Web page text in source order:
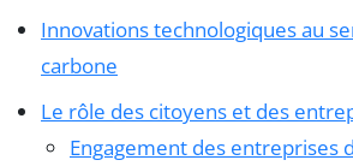
Innovations technologiques au
carbone
Le rôle des citoyens et des
Engagement des entreprises